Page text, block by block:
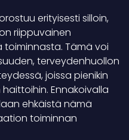
erityisesti silloin,
riippuvainen
Tämä voi
terveydenhuollon
joissa pienikin
Ennakoivalla
ehkäistä nämä
toiminnan